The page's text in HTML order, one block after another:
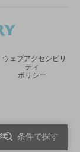
条件で探す
ウェブアクセシビリ
ティ
ポリシー
ィンドウで開く